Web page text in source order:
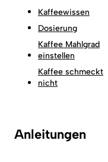
Kaffeewissen
Dosierung
Kaffee Mahlgrad
einstellen
Kaffee schmeckt
nicht
Anleitungen